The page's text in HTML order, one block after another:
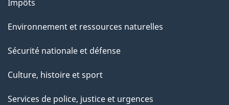
Impôts
Environnement et ressources naturelles
Sécurité nationale et défense
Culture, histoire et sport
Services de police, justice et urgences